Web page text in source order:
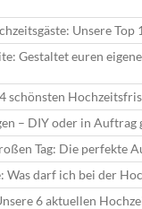
Unsere Top
Gestaltet euren
schönsten
– DIY oder in Auftrag
Tag: Die perfekte
Was darf ich bei der
6 aktuellen